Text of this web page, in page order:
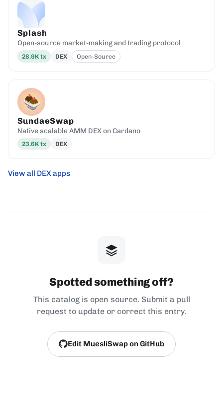
Splash
Open-source market-making and trading protocol
28.9K tx DEX Open-Source
SundaeSwap
Native scalable AMM DEX on Cardano
23.6K tx DEX
View all DEX apps
Spotted something off?
This catalog is open source. Submit a pull
request to update or correct this entry.
Edit MuesliSwap on GitHub